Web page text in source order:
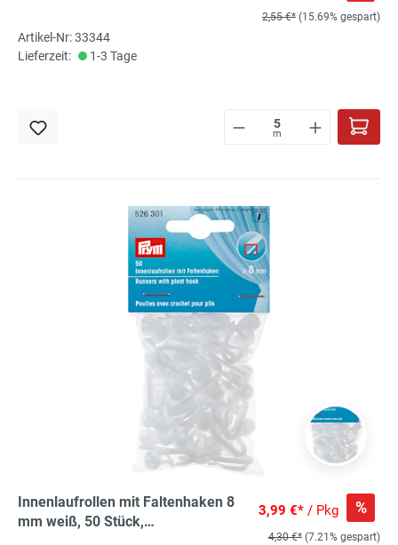
2,55 €* (15.69% gespart)
Artikel-Nr: 33344
Lieferzeit:
1-3 Tage
m
Innenlaufrollen mit Faltenhaken 8
mm weiß, 50 Stück,
3,99 €* / Pkg %
4,30 €* (7.21% gespart)